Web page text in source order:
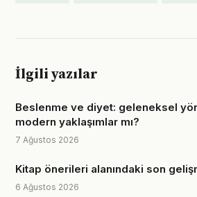
İlgili yazılar
Beslenme ve diyet: geleneksel
modern yaklaşımlar mı?
7 Ağustos 2026
Kitap önerileri alanındaki son
6 Ağustos 2026